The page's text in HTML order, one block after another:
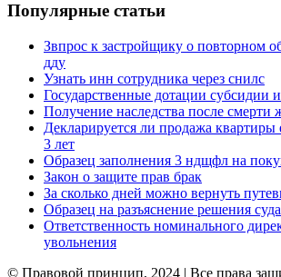
Популярные статьи
Звпрос к застройщику о повторном
дду
Узнать инн сотрудника через снилс
Государственные дотации субсидии
Получение наследства после смерти
Декларируется ли продажа квартиры
3 лет
Образец заполнения 3 ндщфл на
Закон о защите прав брак
За сколько дней можно вернуть
Образец на разъяснение решения суда
Ответственность номинального
увольнения
© Правовой принцип, 2024 | Все права